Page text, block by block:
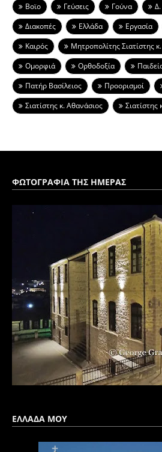
Βοϊο
Γεύσεις Γούνα
Διακοπές
Ελλάδα Εργασία
Καιρός
Μητροπολίτης Σιατίστης
Ομορφιά
Ορθοδοξία
Πατήρ Βασίλειος
Προορισμοί
Σιατίστης κ. Αθανάσιος
Σιατίστης
ΦΩΤΟΓΡΑΦΙΑ ΤΗΣ ΗΜΕΡΑΣ
ΕΛΛΑΔΑ ΜΟΥ